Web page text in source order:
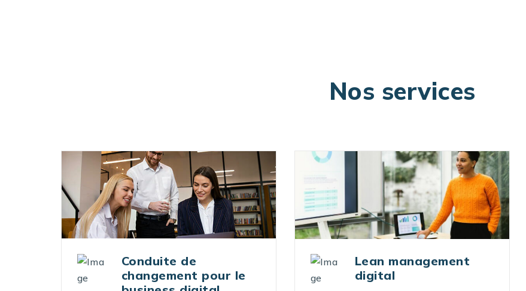
Nos services
Lean management
digital
Réduction des coûts
par le business digital